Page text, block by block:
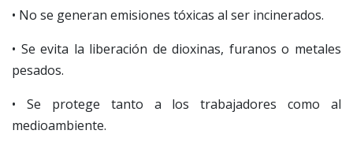
• No se generan emisiones tóxicas al ser incinerados.
• Se evita la liberación de dioxinas, furanos o metales
pesados.
• Se protege tanto a los trabajadores como al
medioambiente.